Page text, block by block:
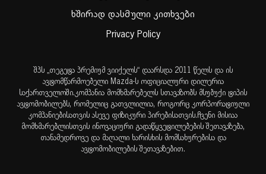
ხშირად დასმული კითხვები
Privacy Policy
შპს „თეგეტა პრემიუმ ვიიქელს“ დაარსდა 2011 წელს და ის
ავტომწარმოებელი Mazda-ს ოფიციალური დილერია
საქართველოში.კომპანია მომხმარებელს სთავაზობს მსუბუქი ტიპის
ავტომობილებს, რომელიც გათვლილია, როგორც კორპორატიული
კომპანიებისათვის ასევე ფიზიკური პირებისათვის.ჩვენი მისიაა
მომხმარებლისთვის ინოვაციური გადაწყვეტილებების შეთავაზება,
თანამედროვე და მაღალი ხარისხის მომსახურებისა და
ავტომობილების შეთავაზებით.